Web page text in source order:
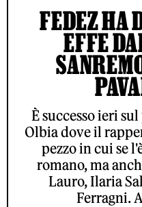
FEDEZ HA
EFFE
È successo ieri
Olbia dove il
pezzo in cui se
romano, ma
Lauro, Ilaria
Ferragni.